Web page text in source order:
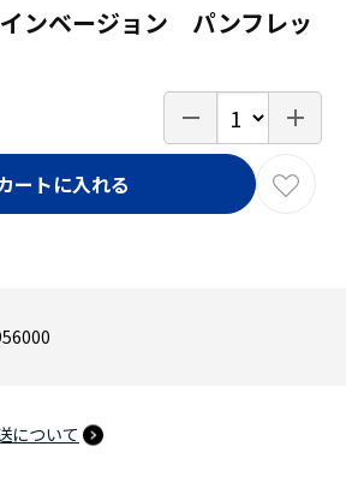
ンベージョン パンフレッ
について
ートに入れる